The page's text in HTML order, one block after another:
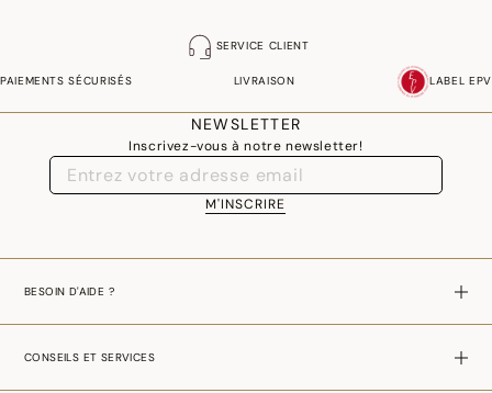
SERVICE CLIENT
PAIEMENTS SÉCURISÉS LIVRAISON LABEL EPV
NEWSLETTER
Inscrivez-vous à notre newsletter!
M'INSCRIRE
BESOIN D'AIDE ?
CONSEILS ET SERVICES